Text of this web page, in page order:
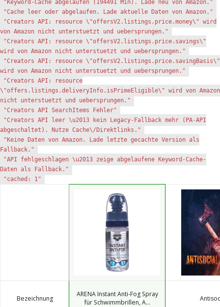
"Keyword-Cache abgelaufen (194491 Min). Lade neu von Amazon."
"Cache leer oder abgelaufen. Lade aktuelle Daten von Amazon."
"Creators API: resource \"offersV2.listings.price.money\" wird
von Amazon nicht unterstuetzt und uebersprungen."
"Creators API: resource \"offersV2.listings.price.savings\"
wird von Amazon nicht unterstuetzt und uebersprungen."
"Creators API: resource \"offersV2.listings.price.savingBasis\"
wird von Amazon nicht unterstuetzt und uebersprungen."
"Creators API: resource
\"offers.listings.deliveryInfo.isPrimeEligible\" wird von Amazon
nicht unterstuetzt und uebersprungen."
"Creators API SearchItems Fehler"
"Creators API leer \u2013 kein Legacy-Fallback mehr (PA-API
abgeschaltet). Nutze Cache\/Direktlinks."
"Keine Daten von Amazon. Lade letzte gecachte Version als
Fallback."
"API fehlgeschlagen \u2013 zeige abgelaufene Keyword-Cache-
Daten als Fallback."
"cached: 1"
Bezeichnung
ARENA Instant Anti-Fog Spray
für Schwimmbrillen, A...